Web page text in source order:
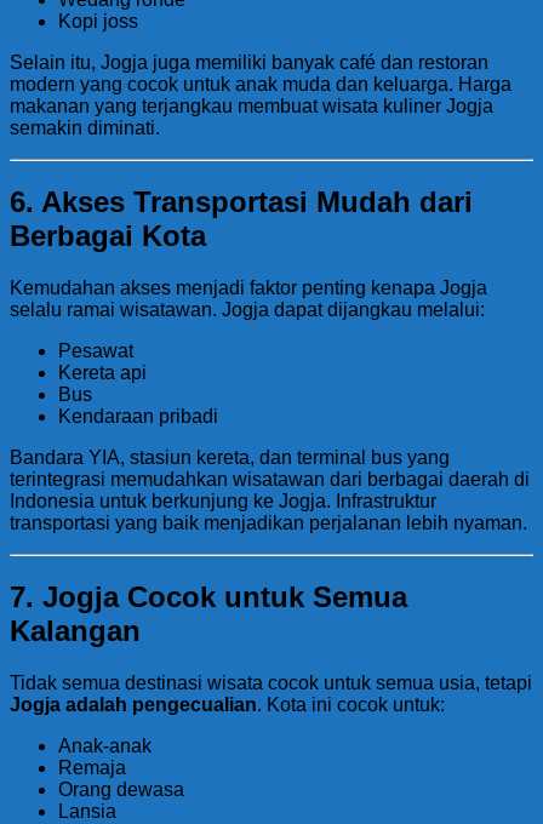
Kopi joss
Selain itu, Jogja juga memiliki banyak café dan restoran
modern yang cocok untuk anak muda dan keluarga. Harga
makanan yang terjangkau membuat wisata kuliner Jogja
semakin diminati.
6. Akses Transportasi Mudah dari
Berbagai Kota
Kemudahan akses menjadi faktor penting kenapa Jogja
selalu ramai wisatawan. Jogja dapat dijangkau melalui:
Pesawat
Kereta api
Bus
Kendaraan pribadi
Bandara YIA, stasiun kereta, dan terminal bus yang
terintegrasi memudahkan wisatawan dari berbagai daerah di
Indonesia untuk berkunjung ke Jogja. Infrastruktur
transportasi yang baik menjadikan perjalanan lebih nyaman.
7. Jogja Cocok untuk Semua
Kalangan
Tidak semua destinasi wisata cocok untuk semua usia, tetapi
Jogja adalah pengecualian. Kota ini cocok untuk:
Anak-anak
Remaja
Orang dewasa
Lansia